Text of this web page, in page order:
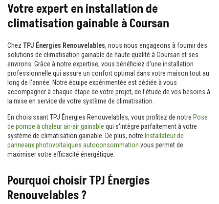
Votre expert en installation de
climatisation gainable à Coursan
Chez TPJ Énergies Renouvelables, nous nous engageons à fournir des
solutions de climatisation gainable de haute qualité à Coursan et ses
environs. Grâce à notre expertise, vous bénéficiez d'une installation
professionnelle qui assure un confort optimal dans votre maison tout au
long de l'année. Notre équipe expérimentée est dédiée à vous
accompagner à chaque étape de votre projet, de l'étude de vos besoins à
la mise en service de votre système de climatisation.
En choisissant TPJ Énergies Renouvelables, vous profitez de notre Pose
de pompe à chaleur air-air gainable qui s'intègre parfaitement à votre
système de climatisation gainable. De plus, notre Installateur de
panneaux photovoltaïques autoconsommation vous permet de
maximiser votre efficacité énergétique.
Pourquoi choisir TPJ Énergies
Renouvelables ?